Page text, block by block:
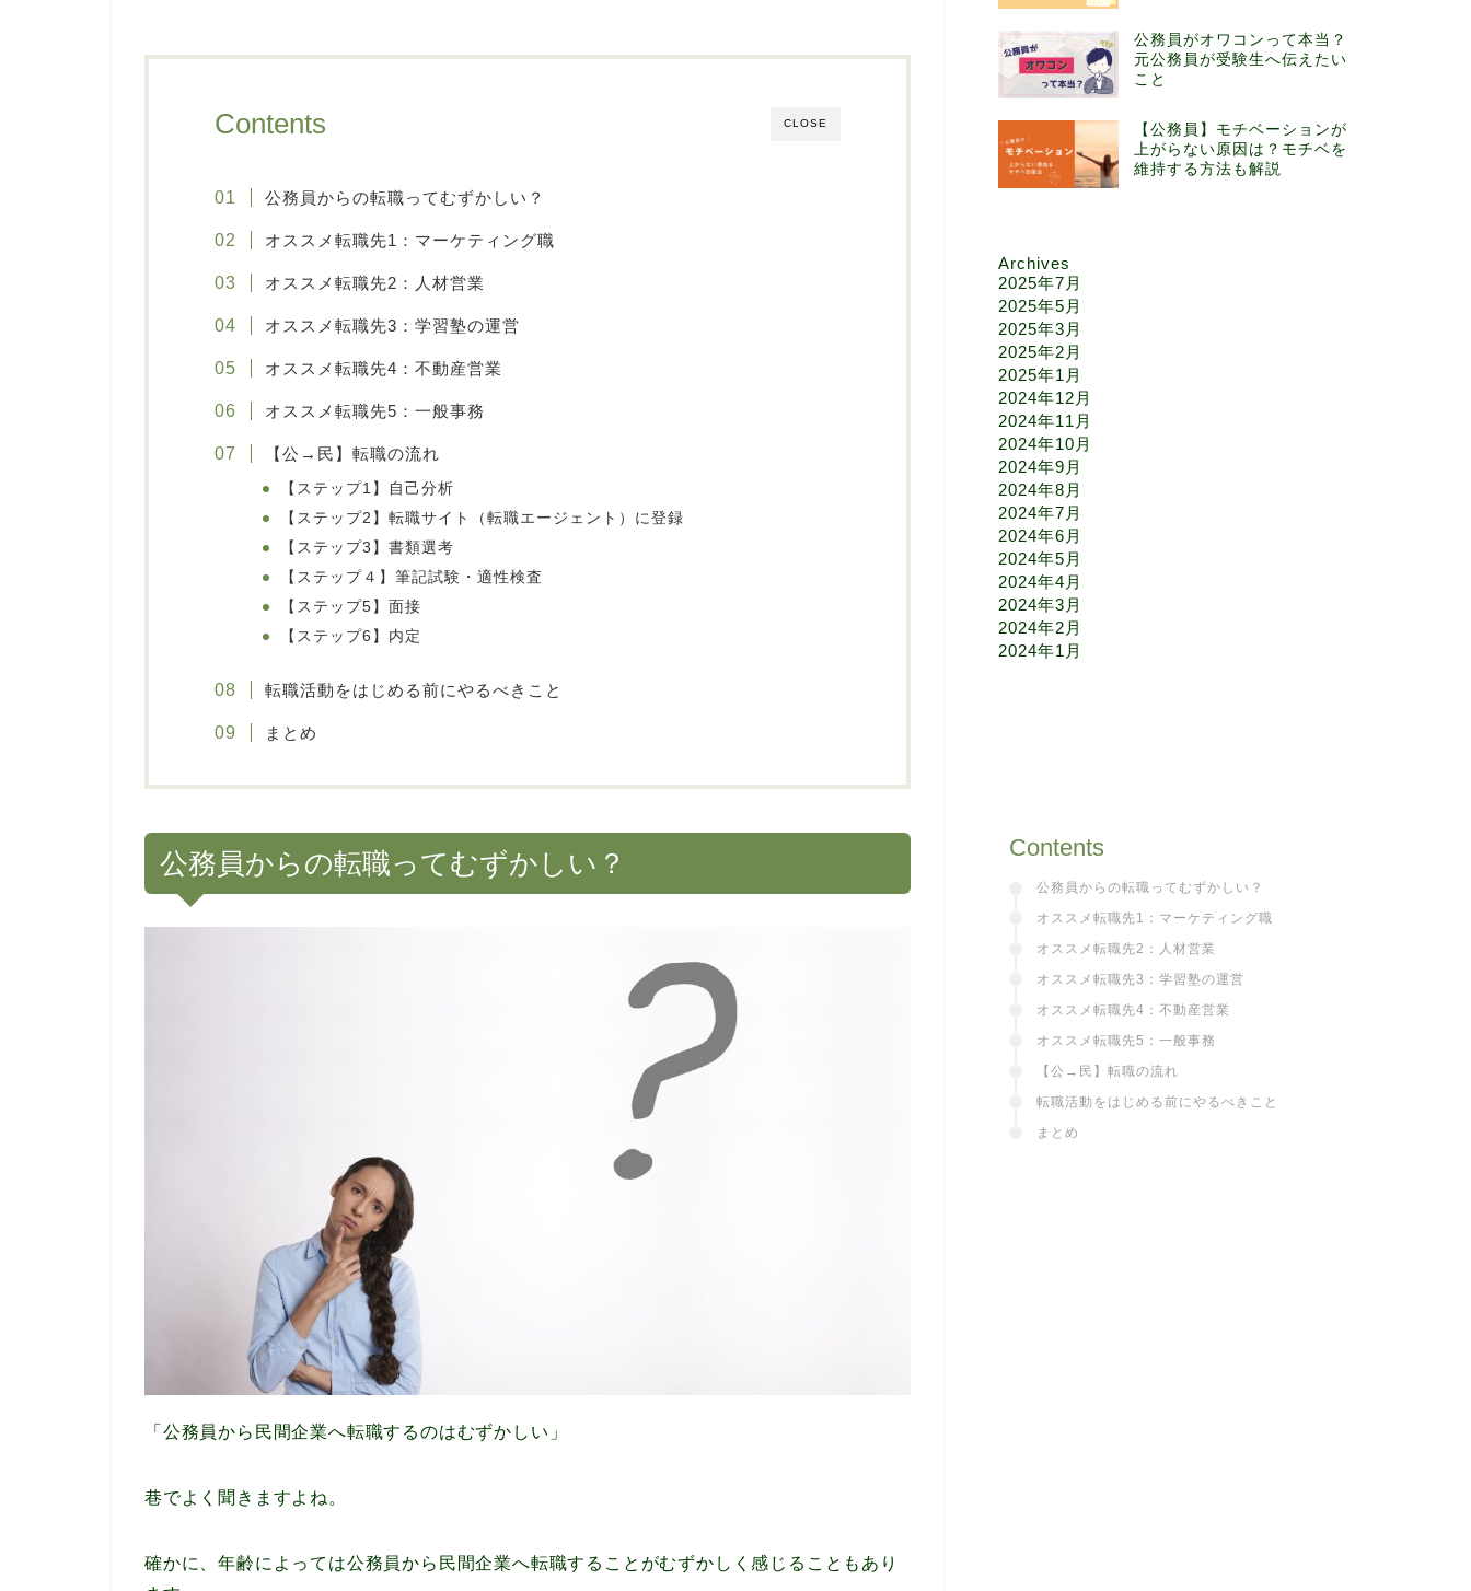
CLOSE
Contents
公務員からの転職ってむずかしい？
オススメ転職先1：マーケティング職
オススメ転職先2：人材営業
オススメ転職先3：学習塾の運営
オススメ転職先4：不動産営業
オススメ転職先5：一般事務
【公→民】転職の流れ
【ステップ1】自己分析
【ステップ2】転職サイト（転職エージェント）に登録
【ステップ3】書類選考
【ステップ４】筆記試験・適性検査
【ステップ5】面接
【ステップ6】内定
転職活動をはじめる前にやるべきこと
まとめ
公務員からの転職ってむずかしい？
「公務員から民間企業へ転職するのはむずかしい」
巷でよく聞きますよね。
確かに、年齢によっては公務員から民間企業へ転職することがむずかしく感じることもあり
公務員がオワコンって本当？
元公務員が受験生へ伝えたい
こと
【公務員】モチベーションが
上がらない原因は？モチベを
維持する方法も解説
Archives
2025年7月
2025年5月
2025年3月
2025年2月
2025年1月
2024年12月
2024年11月
2024年10月
2024年9月
2024年8月
2024年7月
2024年6月
2024年5月
2024年4月
2024年3月
2024年2月
2024年1月
Contents
公務員からの転職ってむずかしい？
オススメ転職先1：マーケティング職
オススメ転職先2：人材営業
オススメ転職先3：学習塾の運営
オススメ転職先4：不動産営業
オススメ転職先5：一般事務
【公→民】転職の流れ
転職活動をはじめる前にやるべきこと
まとめ